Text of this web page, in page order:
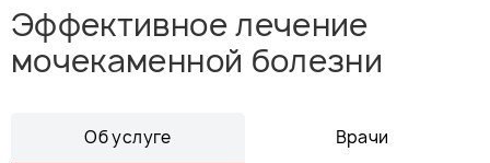
Эффективное лечение
мочекаменной болезни
Об услуге Врачи